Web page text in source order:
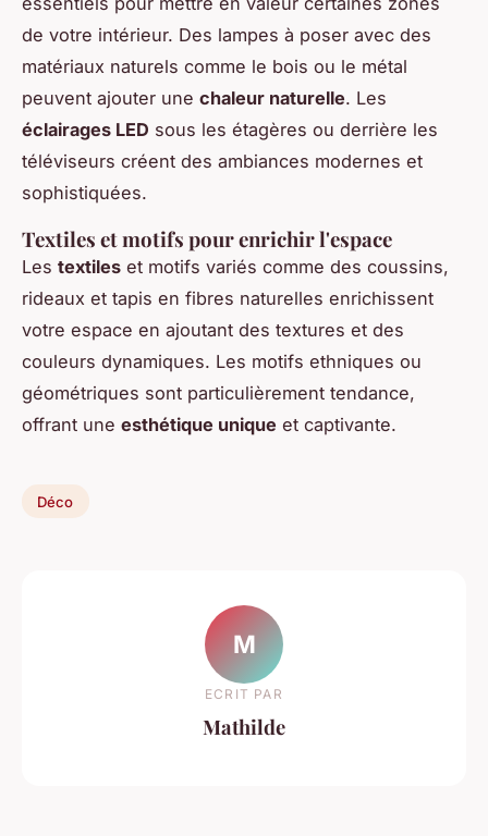
de votre intérieur. Des lampes à poser avec des
matériaux naturels comme le bois ou le métal
peuvent ajouter une chaleur naturelle. Les
éclairages LED sous les étagères ou derrière les
téléviseurs créent des ambiances modernes et
sophistiquées.
Textiles et motifs pour enrichir l'espace
Les textiles et motifs variés comme des coussins,
rideaux et tapis en fibres naturelles enrichissent
votre espace en ajoutant des textures et des
couleurs dynamiques. Les motifs ethniques ou
géométriques sont particulièrement tendance,
offrant une esthétique unique et captivante.
Déco
M
ECRIT PAR
Mathilde